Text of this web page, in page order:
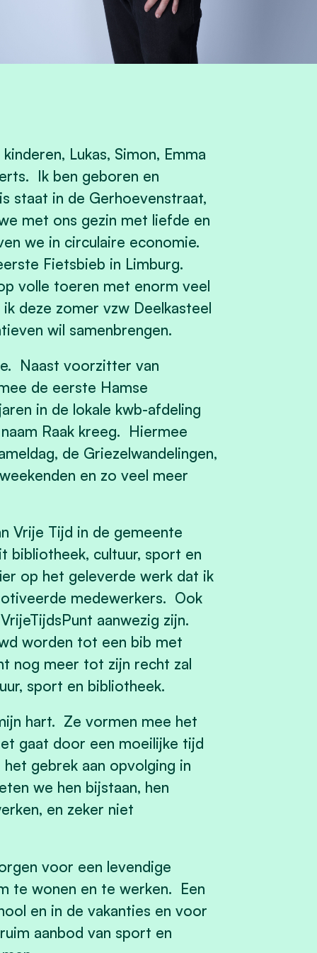
Lukas, Simon, Emma
Ik ben geboren en
staat in de Gerhoevenstraat,
met ons gezin met liefde en
we in circulaire economie.
Fietsbieb in Limburg.
volle toeren met enorm veel
deze zomer vzw Deelkasteel
wil samenbrengen.
Naast voorzitter van
de eerste Hamse
in de lokale kwb-afdeling
Raak kreeg. Hiermee
de Griezelwandelingen,
en zo veel meer
Vrije Tijd in de gemeente
bibliotheek, cultuur, sport en
op het geleverde werk dat ik
medewerkers. Ook
aanwezig zijn.
worden tot een bib met
nog meer tot zijn recht zal
sport en bibliotheek.
hart. Ze vormen mee het
gaat door een moeilijke tijd
gebrek aan opvolging in
we hen bijstaan, hen
en zeker niet
voor een levendige
te wonen en te werken. Een
en in de vakanties en voor
aanbod van sport en